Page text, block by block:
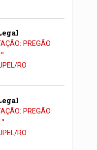
PREGÃO
RO
PREGÃO
RO